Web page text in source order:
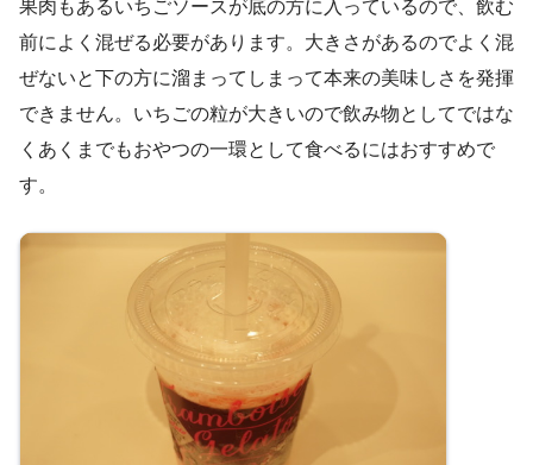
果肉もあるいちごソースが底の方に入っているので、飲む
前によく混ぜる必要があります。大きさがあるのでよく混
ぜないと下の方に溜まってしまって本来の美味しさを発揮
できません。いちごの粒が大きいので飲み物としてではな
くあくまでもおやつの一環として食べるにはおすすめで
す。